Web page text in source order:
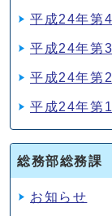
平成24年第
平成24年第
平成24年第
平成24年第
総務部総務課
お知らせ